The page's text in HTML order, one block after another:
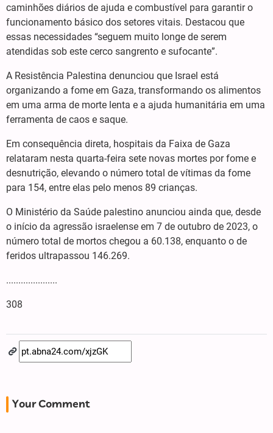
caminhões diários de ajuda e combustível para garantir o
funcionamento básico dos setores vitais. Destacou que
essas necessidades “seguem muito longe de serem
atendidas sob este cerco sangrento e sufocante”.
A Resistência Palestina denunciou que Israel está
organizando a fome em Gaza, transformando os alimentos
em uma arma de morte lenta e a ajuda humanitária em uma
ferramenta de caos e saque.
Em consequência direta, hospitais da Faixa de Gaza
relataram nesta quarta-feira sete novas mortes por fome e
desnutrição, elevando o número total de vítimas da fome
para 154, entre elas pelo menos 89 crianças.
O Ministério da Saúde palestino anunciou ainda que, desde
o início da agressão israelense em 7 de outubro de 2023, o
número total de mortos chegou a 60.138, enquanto o de
feridos ultrapassou 146.269.
.....................
308
Your Comment